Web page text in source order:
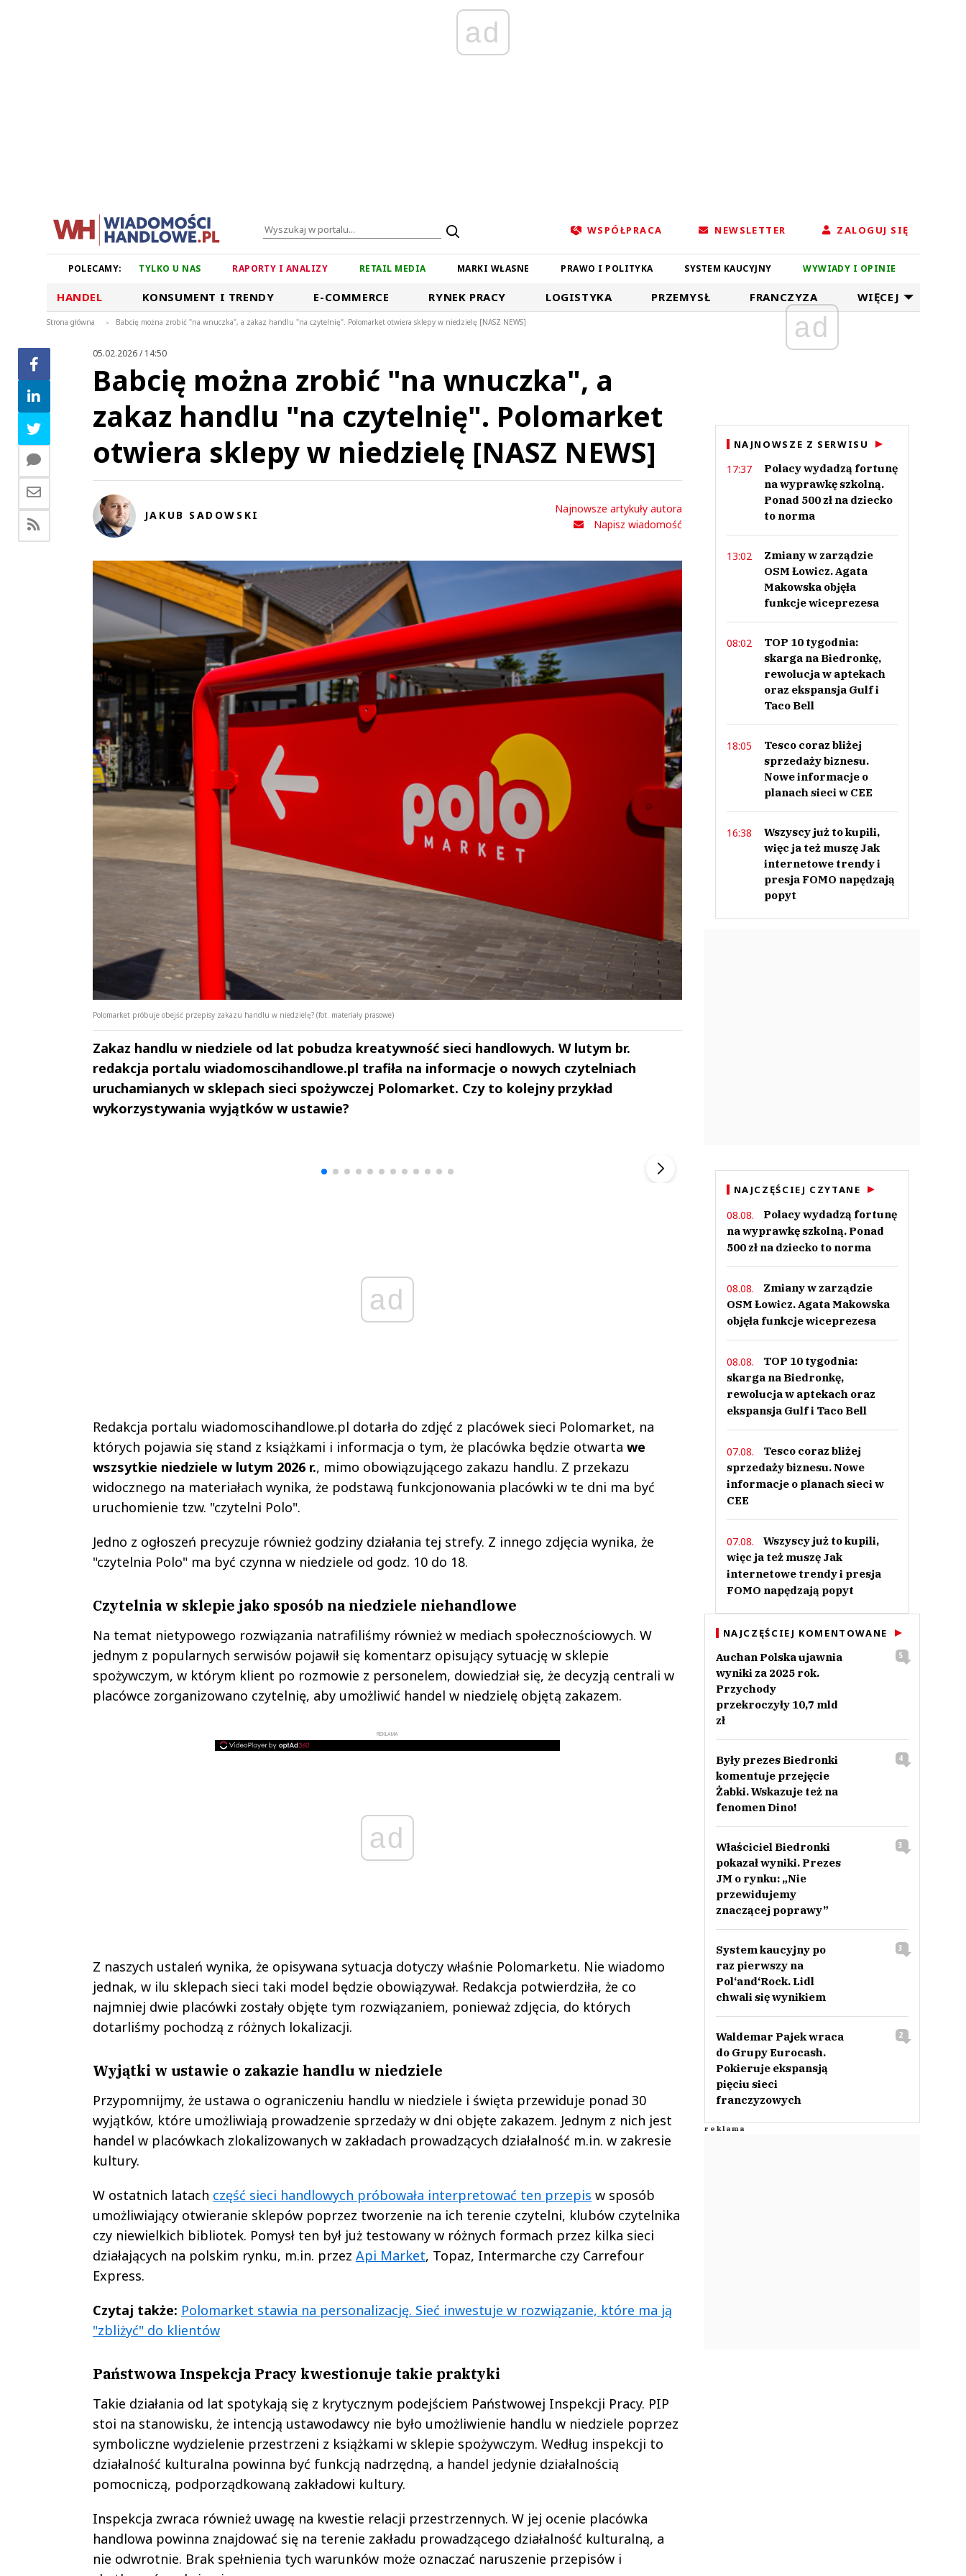
ad
WSPÓŁPRACA NEWSLETTER ZALOGUJ SIĘ
POLECAMY: TYLKO U NAS RAPORTY I ANALIZY RETAIL MEDIA MARKI WŁASNE PRAWO I POLITYKA SYSTEM KAUCYJNY WYWIADY I OPINIE
HANDEL KONSUMENT I TRENDY E-COMMERCE RYNEK PRACY LOGISTYKA PRZEMYSŁ FRANCZYZA WIĘCEJ
Strona główna > Babcię można zrobić "na wnuczka", a zakaz handlu "na czytelnię". Polomarket otwiera sklepy w niedzielę [NASZ NEWS]
05.02.2026 / 14:50
Babcię można zrobić "na wnuczka", a
zakaz handlu "na czytelnię". Polomarket
otwiera sklepy w niedzielę [NASZ NEWS]
JAKUB SADOWSKI
Najnowsze artykuły autora
Napisz wiadomość
Polomarket próbuje obejść przepisy zakazu handlu w niedzielę? (fot. materiały prasowe)
Zakaz handlu w niedziele od lat pobudza kreatywność sieci handlowych. W lutym br.
redakcja portalu wiadomoscihandlowe.pl trafiła na informacje o nowych czytelniach
uruchamianych w sklepach sieci spożywczej Polomarket. Czy to kolejny przykład
wykorzystywania wyjątków w ustawie?
ad
Redakcja portalu wiadomoscihandlowe.pl dotarła do zdjęć z placówek sieci Polomarket, na
których pojawia się stand z książkami i informacja o tym, że placówka będzie otwarta we
wszsytkie niedziele w lutym 2026 r., mimo obowiązującego zakazu handlu. Z przekazu
widocznego na materiałach wynika, że podstawą funkcjonowania placówki w te dni ma być
uruchomienie tzw. "czytelni Polo".
Jedno z ogłoszeń precyzuje również godziny działania tej strefy. Z innego zdjęcia wynika, że
"czytelnia Polo" ma być czynna w niedziele od godz. 10 do 18.
Czytelnia w sklepie jako sposób na niedziele niehandlowe
Na temat nietypowego rozwiązania natrafiliśmy również w mediach społecznościowych. W
jednym z popularnych serwisów pojawił się komentarz opisujący sytuację w sklepie
spożywczym, w którym klient po rozmowie z personelem, dowiedział się, że decyzją centrali w
placówce zorganizowano czytelnię, aby umożliwić handel w niedzielę objętą zakazem.
REKLAMA
ad
Z naszych ustaleń wynika, że opisywana sytuacja dotyczy właśnie Polomarketu. Nie wiadomo
jednak, w ilu sklepach sieci taki model będzie obowiązywał. Redakcja potwierdziła, że co
najmniej dwie placówki zostały objęte tym rozwiązaniem, ponieważ zdjęcia, do których
dotarliśmy pochodzą z różnych lokalizacji.
Wyjątki w ustawie o zakazie handlu w niedziele
Przypomnijmy, że ustawa o ograniczeniu handlu w niedziele i święta przewiduje ponad 30
wyjątków, które umożliwiają prowadzenie sprzedaży w dni objęte zakazem. Jednym z nich jest
handel w placówkach zlokalizowanych w zakładach prowadzących działalność m.in. w zakresie
kultury.
W ostatnich latach część sieci handlowych próbowała interpretować ten przepis w sposób
umożliwiający otwieranie sklepów poprzez tworzenie na ich terenie czytelni, klubów czytelnika
czy niewielkich bibliotek. Pomysł ten był już testowany w różnych formach przez kilka sieci
działających na polskim rynku, m.in. przez Api Market, Topaz, Intermarche czy Carrefour
Express.
Czytaj także: Polomarket stawia na personalizację. Sieć inwestuje w rozwiązanie, które ma ją
"zbliżyć" do klientów
Państwowa Inspekcja Pracy kwestionuje takie praktyki
Takie działania od lat spotykają się z krytycznym podejściem Państwowej Inspekcji Pracy. PIP
stoi na stanowisku, że intencją ustawodawcy nie było umożliwienie handlu w niedziele poprzez
symboliczne wydzielenie przestrzeni z książkami w sklepie spożywczym. Według inspekcji to
działalność kulturalna powinna być funkcją nadrzędną, a handel jedynie działalnością
pomocniczą, podporządkowaną zakładowi kultury.
Inspekcja zwraca również uwagę na kwestie relacji przestrzennych. W jej ocenie placówka
handlowa powinna znajdować się na terenie zakładu prowadzącego działalność kulturalną, a
nie odwrotnie. Brak spełnienia tych warunków może oznaczać naruszenie przepisów i
ad
NAJNOWSZE Z SERWISU
17:37
Polacy wydadzą fortunę
na wyprawkę szkolną.
Ponad 500 zł na dziecko
to norma
13:02
Zmiany w zarządzie
OSM Łowicz. Agata
Makowska objęła
funkcje wiceprezesa
08:02
TOP 10 tygodnia:
skarga na Biedronkę,
rewolucja w aptekach
oraz ekspansja Gulf i
Taco Bell
18:05
Tesco coraz bliżej
sprzedaży biznesu.
Nowe informacje o
planach sieci w CEE
16:38
Wszyscy już to kupili,
więc ja też muszę Jak
internetowe trendy i
presja FOMO napędzają
popyt
NAJCZĘŚCIEJ CZYTANE
08.08.
Polacy wydadzą fortunę
na wyprawkę szkolną. Ponad
500 zł na dziecko to norma
08.08.
Zmiany w zarządzie
OSM Łowicz. Agata Makowska
objęła funkcje wiceprezesa
08.08.
TOP 10 tygodnia:
skarga na Biedronkę,
rewolucja w aptekach oraz
ekspansja Gulf i Taco Bell
07.08.
Tesco coraz bliżej
sprzedaży biznesu. Nowe
informacje o planach sieci w
CEE
07.08.
Wszyscy już to kupili,
więc ja też muszę Jak
internetowe trendy i presja
FOMO napędzają popyt
NAJCZĘŚCIEJ KOMENTOWANE
Auchan Polska ujawnia
wyniki za 2025 rok.
Przychody
przekroczyły 10,7 mld
zł
5
Były prezes Biedronki
komentuje przejęcie
Żabki. Wskazuje też na
fenomen Dino!
4
Właściciel Biedronki
pokazał wyniki. Prezes
JM o rynku: „Nie
przewidujemy
znaczącej poprawy”
3
System kaucyjny po
raz pierwszy na
Pol‘and‘Rock. Lidl
chwali się wynikiem
3
Waldemar Pajek wraca
do Grupy Eurocash.
Pokieruje ekspansją
pięciu sieci
franczyzowych
2